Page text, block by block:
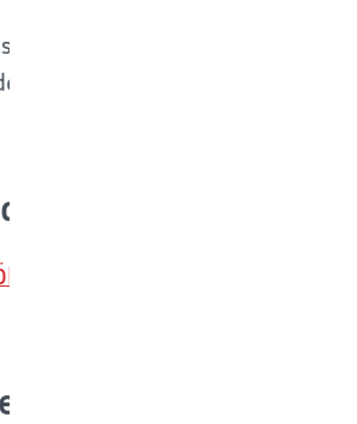
kann eine
Ökokonto-Maßnahme
Formulare